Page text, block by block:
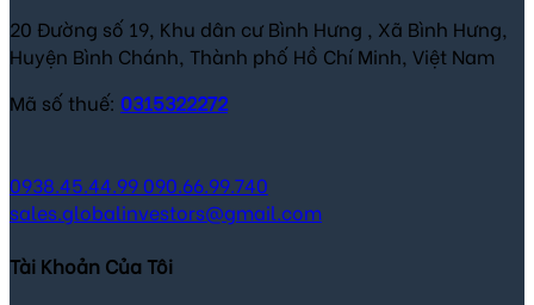
20 Đường số 19, Khu dân cư Bình Hưng , Xã Bình Hưng,
Huyện Bình Chánh, Thành phố Hồ Chí Minh, Việt Nam
Mã số thuế: 0315322272
0938.45.44.99090.66.99.740
sales.globalinvestors@gmail.com
Tài Khoản Của Tôi